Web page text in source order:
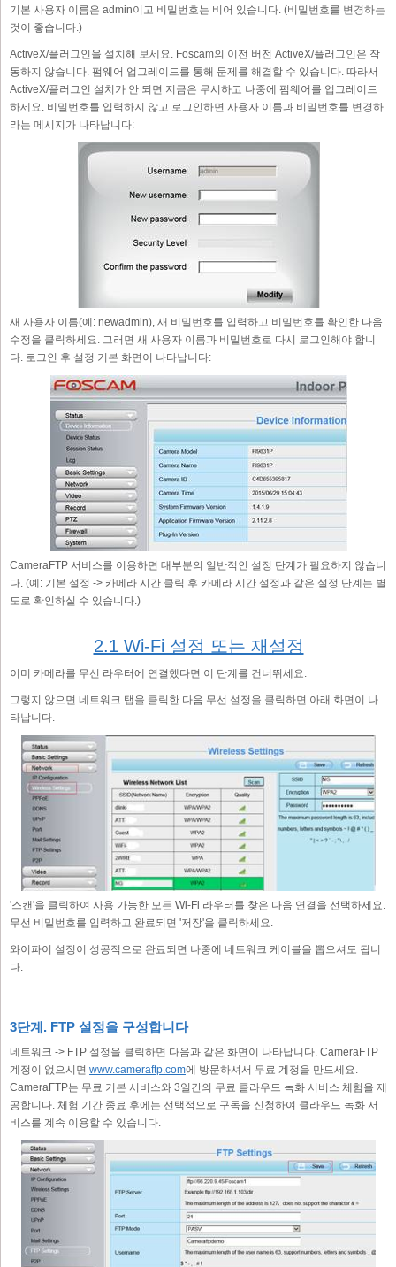
기본 사용자 이름은 admin이고 비밀번호는 비어 있습니다. (비밀번호를 변경하는
것이 좋습니다.)
ActiveX/플러그인을 설치해 보세요. Foscam의 이전 버전 ActiveX/플러그인은 작
동하지 않습니다. 펌웨어 업그레이드를 통해 문제를 해결할 수 있습니다. 따라서
ActiveX/플러그인 설치가 안 되면 지금은 무시하고 나중에 펌웨어를 업그레이드
하세요. 비밀번호를 입력하지 않고 로그인하면 사용자 이름과 비밀번호를 변경하
라는 메시지가 나타납니다:
새 사용자 이름(예: newadmin), 새 비밀번호를 입력하고 비밀번호를 확인한 다음
수정을 클릭하세요. 그러면 새 사용자 이름과 비밀번호로 다시 로그인해야 합니
다. 로그인 후 설정 기본 화면이 나타납니다:
CameraFTP 서비스를 이용하면 대부분의 일반적인 설정 단계가 필요하지 않습니
다. (예: 기본 설정 -> 카메라 시간 클릭 후 카메라 시간 설정과 같은 설정 단계는 별
도로 확인하실 수 있습니다.)
2.1 Wi-Fi 설정 또는 재설정
이미 카메라를 무선 라우터에 연결했다면 이 단계를 건너뛰세요.
그렇지 않으면 네트워크 탭을 클릭한 다음 무선 설정을 클릭하면 아래 화면이 나
타납니다.
'스캔'을 클릭하여 사용 가능한 모든 Wi-Fi 라우터를 찾은 다음 연결을 선택하세요.
무선 비밀번호를 입력하고 완료되면 '저장'을 클릭하세요.
와이파이 설정이 성공적으로 완료되면 나중에 네트워크 케이블을 뽑으셔도 됩니
다.
3단계. FTP 설정을 구성합니다
네트워크 -> FTP 설정을 클릭하면 다음과 같은 화면이 나타납니다. CameraFTP
계정이 없으시면 www.cameraftp.com에 방문하셔서 무료 계정을 만드세요.
CameraFTP는 무료 기본 서비스와 3일간의 무료 클라우드 녹화 서비스 체험을 제
공합니다. 체험 기간 종료 후에는 선택적으로 구독을 신청하여 클라우드 녹화 서
비스를 계속 이용할 수 있습니다.